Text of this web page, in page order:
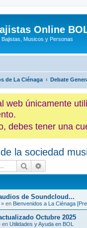
Online
Bajistas, Musicos y Personas
de La Ciénaga Debate
web únicamente
debes tener una
la sociedad
Buscar
de Soundcloud...
» en Bienvenidos a La Ciénaga
Octubre 2025
en Utilidades y Ayuda en BOL